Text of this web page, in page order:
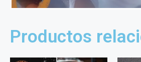
Productos